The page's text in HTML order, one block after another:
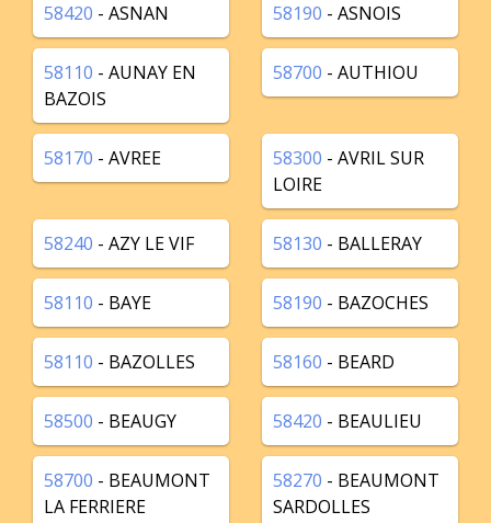
58420 - ASNAN 58190 - ASNOIS
58110 - AUNAY EN
BAZOIS
58700 - AUTHIOU
58170 - AVREE 58300 - AVRIL SUR
LOIRE
58240 - AZY LE VIF 58130 - BALLERAY
58110 - BAYE 58190 - BAZOCHES
58110 - BAZOLLES 58160 - BEARD
58500 - BEAUGY 58420 - BEAULIEU
58700 - BEAUMONT
LA FERRIERE
58270 - BEAUMONT
SARDOLLES